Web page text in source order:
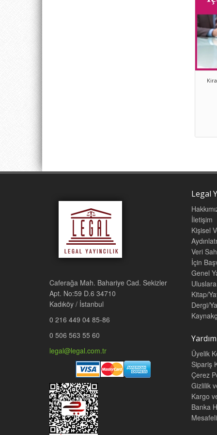
Caferağa Mah. Bahariye Cad. Sekizler
Apt. No:59 D.6 34710
Kadıköy / İstanbul
0 216 449 04 85-86
0 506 563 55 60
legal@legal.com.tr
Legal
İletişim
Kişisel
Veri
İçin
Genel
Kitap/
Dergi/
Yardım
Üyelik
Sipariş
Çerez
Gizlilik
Kargo
Banka